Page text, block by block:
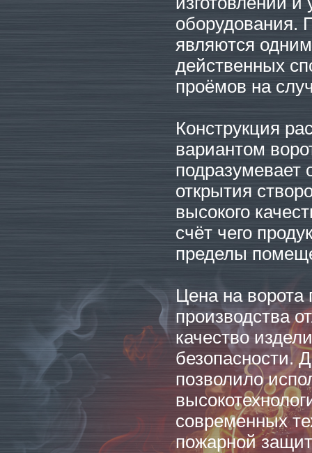
оборудования.
являются
действенных
проёмов на
Конструкция
вариантом
подразумевает
открытия
высокого
счёт чего
пределы
Цена на
производства
качество
безопасности.
позволило
современных
пожарной